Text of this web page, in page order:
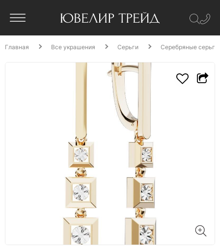
Главная Все украшения Серьги Серебряные серьги